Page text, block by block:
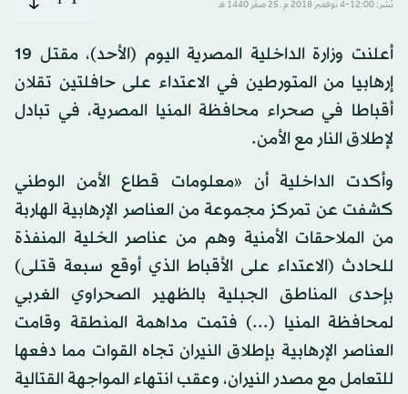
نُشر: 12:00-4 نوفمبر 2018 م ـ 25 صفَر 1440 هـ
أعلنت وزارة الداخلية المصرية اليوم (الأحد)، مقتل 19
إرهابيا من المتورطين في الاعتداء على حافلتين تقلان
أقباطا في صحراء محافظة المنيا المصرية، في تبادل
لإطلاق النار مع الأمن.
وأكدت الداخلية أن «معلومات قطاع الأمن الوطني
كشفت عن تمركز مجموعة من العناصر الإرهابية الهاربة
من الملاحقات الأمنية وهم من عناصر الخلية المنفذة
للحادث (الاعتداء على الأقباط الذي أوقع سبعة قتلى)
بإحدى المناطق الجبلية بالظهير الصحراوي الغربي
لمحافظة المنيا (...) فتمت مداهمة المنطقة وقامت
العناصر الإرهابية بإطلاق النيران تجاه القوات مما دفعها
للتعامل مع مصدر النيران، وعقب انتهاء المواجهة القتالية